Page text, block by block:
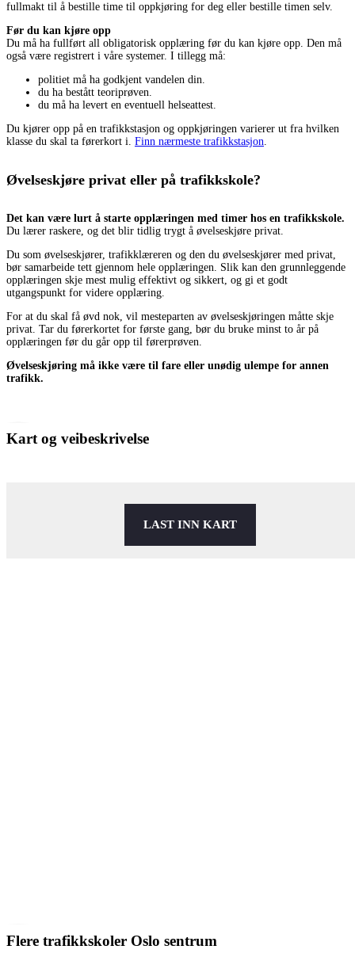
fullmakt til å bestille time til oppkjøring for deg eller bestille timen selv.
Før du kan kjøre opp
Du må ha fullført all obligatorisk opplæring før du kan kjøre opp. Den må
også være registrert i våre systemer. I tillegg må:
politiet må ha godkjent vandelen din.
du ha bestått teoriprøven.
du må ha levert en eventuell helseattest.
Du kjører opp på en trafikkstasjon og oppkjøringen varierer ut fra hvilken
klasse du skal ta førerkort i. Finn nærmeste trafikkstasjon
Øvelseskjøre privat eller på trafikkskole?
Det kan være lurt å starte opplæringen med timer hos en trafikkskole.
Du lærer raskere, og det blir tidlig trygt å øvelseskjøre privat.
Du som øvelseskjører, trafikklæreren og den du øvelseskjører med privat,
bør samarbeide tett gjennom hele opplæringen. Slik kan den grunnleggende
opplæringen skje mest mulig effektivt og sikkert, og gi et godt
utgangspunkt for videre opplæring.
For at du skal få øvd nok, vil mesteparten av øvelseskjøringen måtte skje
privat. Tar du førerkortet for første gang, bør du bruke minst to år på
opplæringen før du går opp til førerprøven.
Øvelseskjøring må ikke være til fare eller unødig ulempe for annen
trafikk.
Kart og veibeskrivelse
LAST INN KART
Flere trafikkskoler Oslo sentrum